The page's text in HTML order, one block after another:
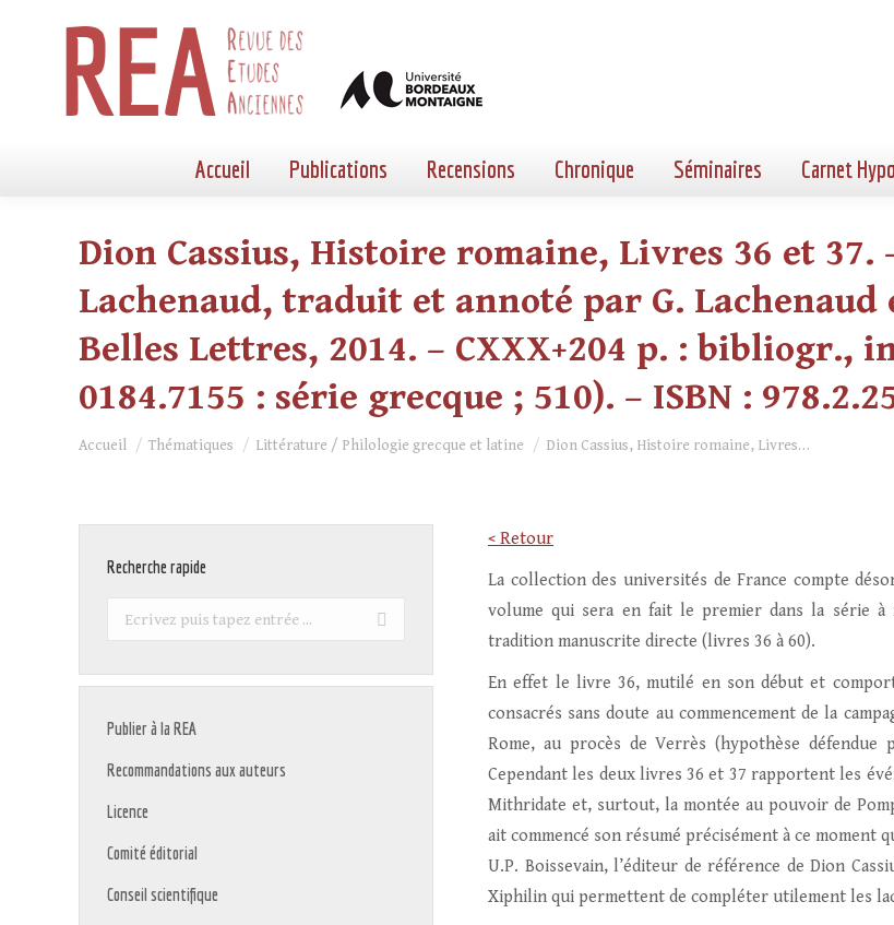
Accueil Publications Recensions Chronique Séminaires Carnet
Dion Cassius, Histoire romaine, Livres 36 et 37.
Lachenaud, traduit et annoté par G. Lachenaud
Belles Lettres, 2014. – CXXX+204 p. : bibliogr.,
0184.7155 : série grecque ; 510). – ISBN :
Vous êtes ici :
Accueil Thématiques Littérature / Philologie grecque et latine Dion Cassius, Histoire romaine, Livres…
< Retour
La collection des universités de France compte
volume qui sera en fait le premier dans la série à
tradition manuscrite directe (livres 36 à 60).
En effet le livre 36, mutilé en son début et
consacrés sans doute au commencement de la
Rome, au procès de Verrès (hypothèse
Cependant les deux livres 36 et 37 rapportent les
Mithridate et, surtout, la montée au pouvoir de
ait commencé son résumé précisément à ce moment
U.P. Boissevain, l’éditeur de référence de Dion
Xiphilin qui permettent de compléter utilement les
Recherche rapide
Recherche
Publier à la REA
Recommandations aux auteurs
Licence
Comité éditorial
Conseil scientifique